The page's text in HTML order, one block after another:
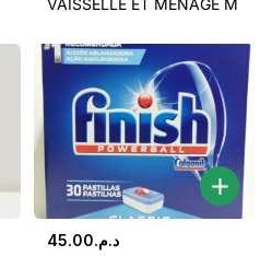
VAISSELLE ET MENAGE M
د.م.45.00